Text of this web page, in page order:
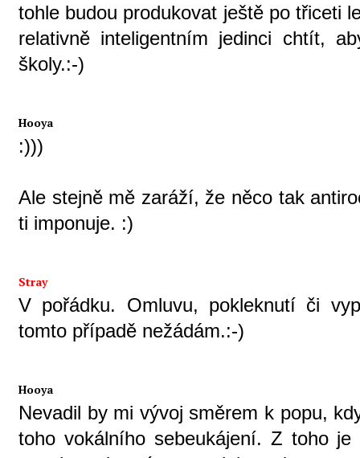
tohle budou produkovat ještě po třiceti
relativně inteligentním jedinci chtít,
školy.:-)
Hooya
:)))
Ale stejně mě zaráží, že něco tak
ti imponuje. :)
Stray
V pořádku. Omluvu, pokleknutí či
tomto případě nežádám.:-)
Hooya
Nevadil by mi vývoj směrem k popu,
toho vokálního sebeukájení. Z toho